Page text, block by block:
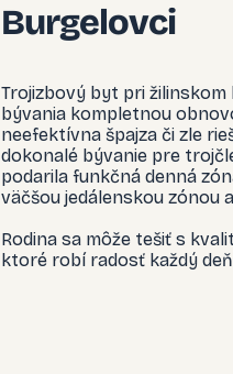
Burgelovci
Trojizbový byt pri
bývania kompletnou
neefektívna špajza či zle
dokonalé bývanie pre
podarila funkčná denná
väčšou jedálenskou zónou
Rodina sa môže tešiť s
ktoré robí radosť každý